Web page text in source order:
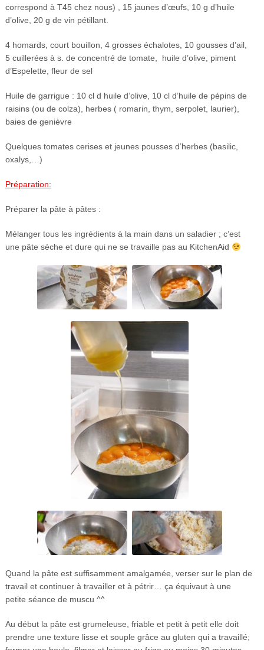
correspond à T45 chez nous) , 15 jaunes d’œufs, 10 g d’huile
d’olive, 20 g de vin pétillant.
4 homards, court bouillon, 4 grosses échalotes, 10 gousses d’ail,
5 cuillerées à s. de concentré de tomate, huile d’olive, piment
d’Espelette, fleur de sel
Huile de garrigue : 10 cl d huile d’olive, 10 cl d’huile de pépins de
raisins (ou de colza), herbes ( romarin, thym, serpolet, laurier),
baies de genièvre
Quelques tomates cerises et jeunes pousses d’herbes (basilic,
oxalys,…)
Préparation:
Préparer la pâte à pâtes :
Mélanger tous les ingrédients à la main dans un saladier ; c’est
une pâte sèche et dure qui ne se travaille pas au KitchenAid
Quand la pâte est suffisamment amalgamée, verser sur le plan de
travail et continuer à travailler et à pétrir… ça équivaut à une
petite séance de muscu ^^
Au début la pâte est grumeleuse, friable et petit à petit elle doit
prendre une texture lisse et souple grâce au gluten qui a travaillé;